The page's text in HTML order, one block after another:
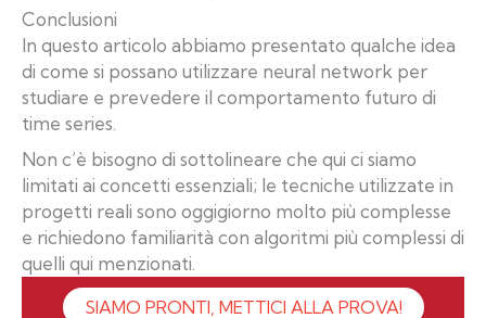
Conclusioni
In questo articolo abbiamo presentato qualche idea
di come si possano utilizzare neural network per
studiare e prevedere il comportamento futuro di
time series.
Non c’è bisogno di sottolineare che qui ci siamo
limitati ai concetti essenziali; le tecniche utilizzate in
progetti reali sono oggigiorno molto più complesse
e richiedono familiarità con algoritmi più complessi di
quelli qui menzionati.
SIAMO PRONTI, METTICI ALLA PROVA!